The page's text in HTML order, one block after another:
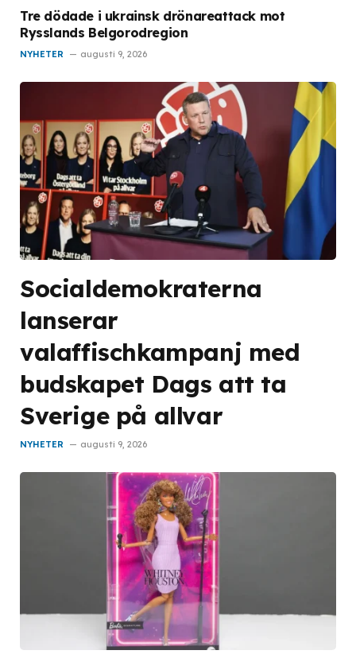
Tre dödade i ukrainsk drönareattack mot
Rysslands Belgorodregion
NYHETER augusti 9, 2026
Socialdemokraterna
lanserar
valaffischkampanj med
budskapet Dags att ta
Sverige på allvar
NYHETER augusti 9, 2026